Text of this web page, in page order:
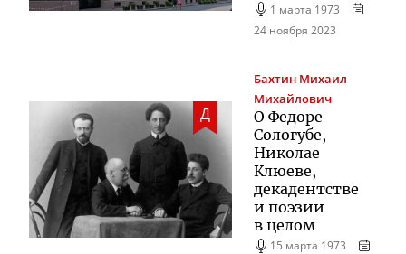
1 марта 1973
24 ноября 2023
Д
Бахтин Михаил
Михайлович
О Федоре
Сологубе,
Николае
Клюеве,
декадентстве
и поэзии
в целом
15 марта 1973